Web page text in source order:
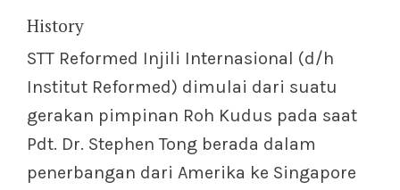
History
STT Reformed Injili Internasional (d/h
Institut Reformed) dimulai dari suatu
gerakan pimpinan Roh Kudus pada saat
Pdt. Dr. Stephen Tong berada dalam
penerbangan dari Amerika ke Singapore